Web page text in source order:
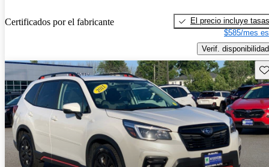
Certificados por el fabricante
El precio incluye tasas
$585/mes
Verif. disponibilidad